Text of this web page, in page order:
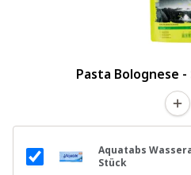
Pasta Bolognese
Aquatabs
Stück